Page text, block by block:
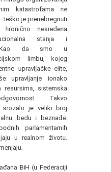
katastrofama ne
teško je prenebregnuti
nesređena
stanja i
Kao da smo u
limbu, kojeg
upravljačke elite,
upravljanje ionako
resursima, sistemska
Takvo
srozalo je veliki broj
bedu i beznađe.
parlamentarnih
u realnom životu.
BiH (u Federaciji